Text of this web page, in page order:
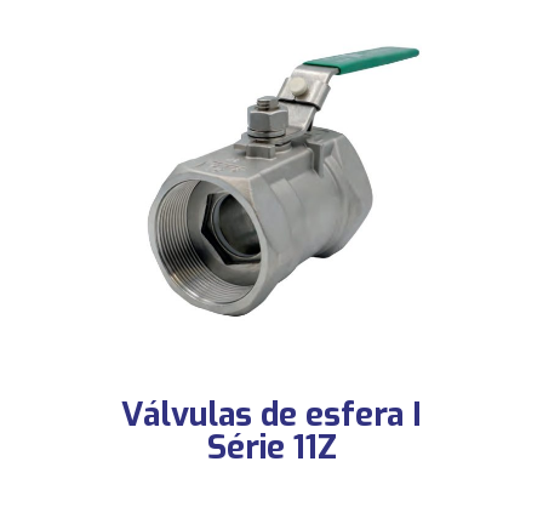
Válvulas de esfera I
Série 11Z